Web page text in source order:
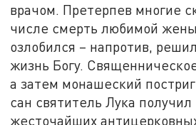
врачом. Претерпев многие
числе смерть любимой
озлобился – напротив,
жизнь Богу.
а затем монашеский
сан святитель Лука получил
жесточайших